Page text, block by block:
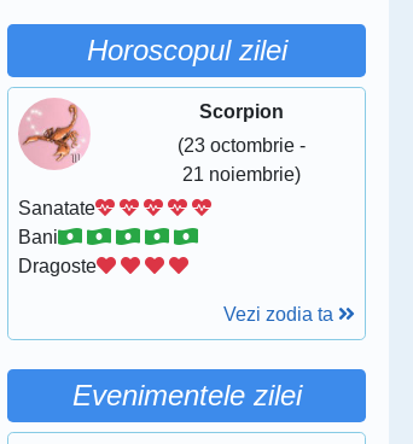
Horoscopul zilei
Scorpion
(23 octombrie -
21 noiembrie)
Sanatate
Bani
Dragoste
Vezi zodia ta
Evenimentele zilei